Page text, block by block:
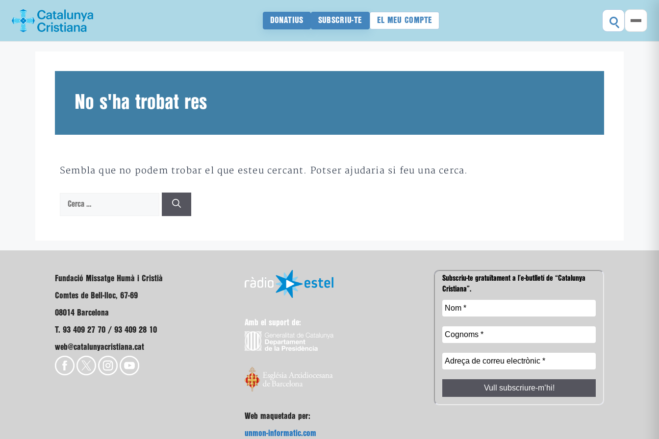
DONATIUS SUBSCRIU-TE EL MEU COMPTE
No s'ha trobat res
Sembla que no podem trobar el que esteu cercant. Potser ajudaria si feu una cerca.
Cerca:
Fundació Missatge Humà i Cristià
Comtes de Bell-lloc, 67-69
08014 Barcelona
T. 93 409 27 70 / 93 409 28 10
web@catalunyacristiana.cat
Amb el suport de:
Web maquetada per:
unmon-informatic.com
Subscriu-te gratuïtament a l’e-butlletí de “Catalunya
Cristiana”.